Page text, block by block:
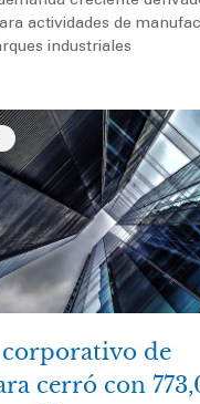
actividades de
industriales
de
cerró con